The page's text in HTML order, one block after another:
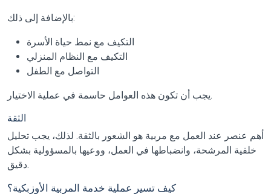
بالإضافة إلى ذلك:
التكيف مع نمط حياة الأسرة
التكيف مع النظام المنزلي
التواصل مع الطفل
يجب أن تكون هذه العوامل حاسمة في عملية الاختيار.
الثقة
أهم عنصر عند العمل مع مربية هو الشعور بالثقة. لذلك، يجب تحليل
خلفية المرشحة، وانضباطها في العمل، ووعيها بالمسؤولية بشكل
دقيق.
كيف تسير عملية خدمة المربية الأوزبكية؟